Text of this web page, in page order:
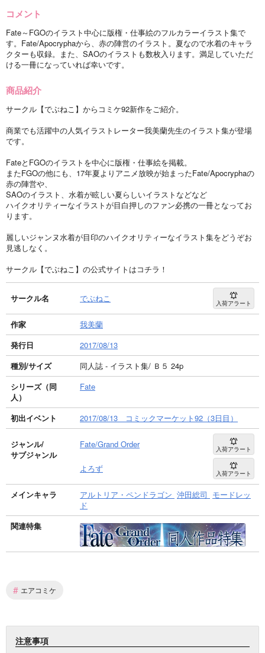
コメント
Fate～FGOのイラスト中心に版権・仕事絵のフルカラーイラスト集で
す。Fate/Apocryphaから、赤の陣営のイラスト。夏なので水着のキャラ
クターも収録。また、SAOのイラストも数枚入ります。満足していただ
ける一冊になっていれば幸いです。
商品紹介
サークル【でぶねこ】からコミケ92新作をご紹介。
商業でも活躍中の人気イラストレーター我美蘭先生のイラスト集が登場
です。
FateとFGOのイラストを中心に版権・仕事絵を掲載。
またFGOの他にも、17年夏よりアニメ放映が始まったFate/Apocryphaの
赤の陣営や、
SAOのイラスト、水着が眩しい夏らしいイラストなどなど
ハイクオリティーなイラストが目白押しのファン必携の一冊となってお
ります。
麗しいジャンヌ水着が目印のハイクオリティーなイラスト集をどうぞお
見逃しなく。
サークル【でぶねこ】の公式サイトはコチラ！
サークル名 でぶねこ 入荷アラート
作家
我美蘭
発行日
2017/08/13
種別/サイズ
同人誌 - イラスト集/ Ｂ５ 24p
シリーズ（同
人）
Fate
初出イベント 2017/08/13 コミックマーケット92（3日目）
ジャンル/
サブジャンル
Fate/Grand Order 入荷アラート
よろず 入荷アラート
メインキャラ アルトリア・ペンドラゴン 沖田総司 モードレッ
ド
関連特集
# エアコミケ
注意事項